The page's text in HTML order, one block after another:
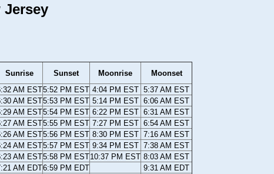
Jersey
Sunrise Sunset Moonrise
Moonset
AM EST5:52 PM EST 4:04 PM EST 5:37 AM EST
AM EST5:53 PM EST 5:14 PM EST 6:06 AM EST
AM EST5:54 PM EST 6:22 PM EST 6:31 AM EST
AM EST5:55 PM EST 7:27 PM EST 6:54 AM EST
AM EST5:56 PM EST 8:30 PM EST 7:16 AM EST
AM EST5:57 PM EST 9:34 PM EST 7:38 AM EST
AM EST5:58 PM EST10:37 PM EST 8:03 AM EST
AM EDT6:59 PM EDT
9:31 AM EDT